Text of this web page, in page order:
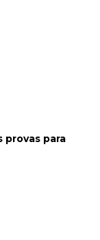
provas para